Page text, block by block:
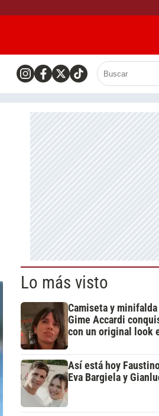
Lo más visto
Camiseta y
Gime Accardi
con un original look
Así está hoy
Eva Bargiela y